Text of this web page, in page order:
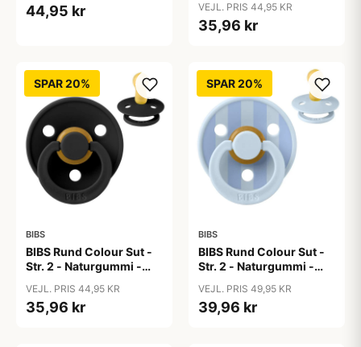
44,95 kr VEJL. PRIS 44,95 KR
35,96 kr
SPAR 20%
BIBS
BIBS Rund Colour Sut -
Str. 2 - Naturgummi -
VEJL. PRIS 44,95 KR
35,96 kr
SPAR 20%
BIBS
BIBS Rund Colour Sut -
Str. 2 - Naturgummi -
Blue/Dusty Blue
VEJL. PRIS 49,95 KR
39,96 kr